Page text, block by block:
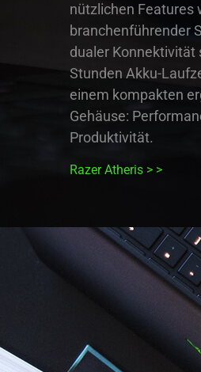
nützlichen Features
branchenführender
dualer Konnektivität
Stunden Akku-
einem kompakten
Gehäuse:
Produktivität.
Razer Atheris